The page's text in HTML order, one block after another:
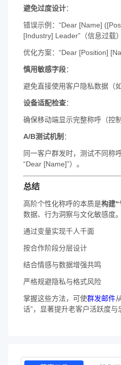
​避免过度设计​​：
错误示例：“Dear [Name]
[Industry] Leader”（信息过载）
优化方案：“Dear [Position]
​慎用敏感字段​​：
避免直接使用客户隐私数据（
​设备适配检查​​：
确保移动端显示完整称呼（控
​A/B测试机制​ ​：
同一客户群发时，测试不同称
“Dear [Name]”）。
​总结​
高阶个性化称呼的本质是​构建“
数据、行为洞察与文化敏感度
通过变量实现千人千面
按合作阶段分层设计
结合情感与数据增强共鸣
严格规避隐私与格式风险
掌握这些方法，可使群发邮件
话”，显著提升老客户活跃度与